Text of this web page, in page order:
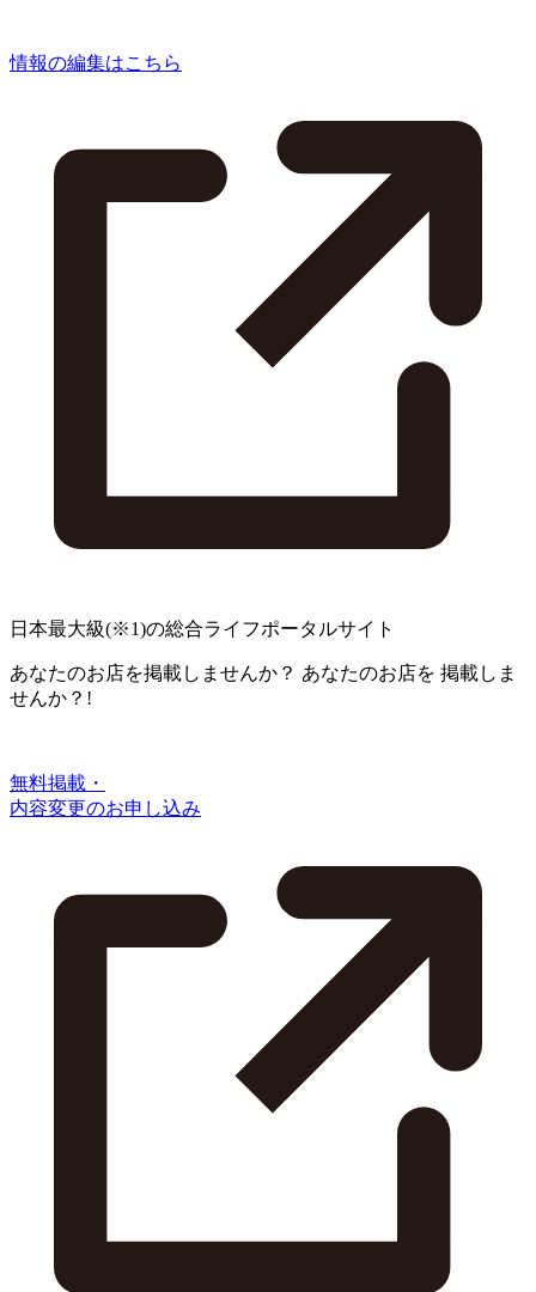
情報の編集はこちら
日本最大級(※1)の総合ライフポータルサイト
あなたのお店を掲載しませんか？ あなたのお店を 掲載しま
せんか？!
無料掲載・
内容変更のお申し込み